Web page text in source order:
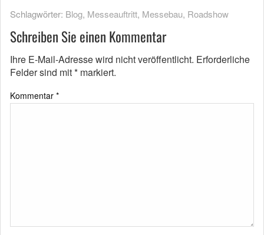
Schlagwörter: Blog, Messeauftritt, Messebau, Roadshow
Schreiben Sie einen Kommentar
Ihre E-Mail-Adresse wird nicht veröffentlicht. Erforderliche
Felder sind mit* markiert.
Kommentar *